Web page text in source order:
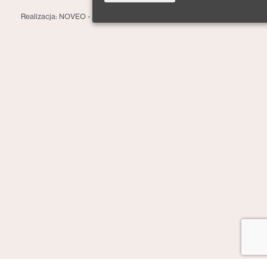
Realizacja: NOVEO - Agencja interaktywna